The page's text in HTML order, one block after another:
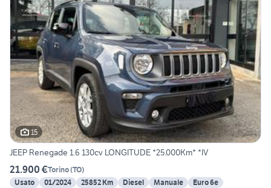
15
JEEP Renegade 1.6 130cv LONGITUDE *25.000Km* *IV
21.900 €Torino(TO)
Usato
01/2024 25852 Km Diesel Manuale
Euro 6e